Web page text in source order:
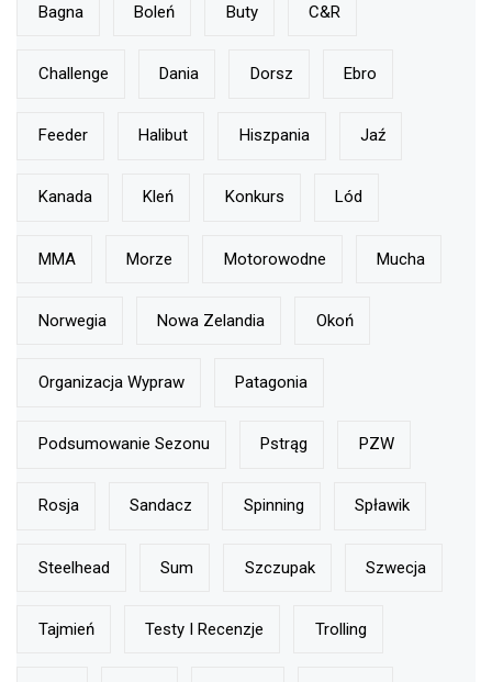
Bagna Boleń Buty C&r
Challenge Dania Dorsz Ebro
Feeder Halibut Hiszpania Jaź
Kanada Kleń Konkurs Lód
MMA Morze Motorowodne Mucha
Norwegia Nowa Zelandia Okoń
Organizacja Wypraw Patagonia
Podsumowanie Sezonu Pstrąg PZW
Rosja Sandacz Spinning Spławik
Steelhead Sum Szczupak Szwecja
Tajmień Testy I Recenzje Trolling